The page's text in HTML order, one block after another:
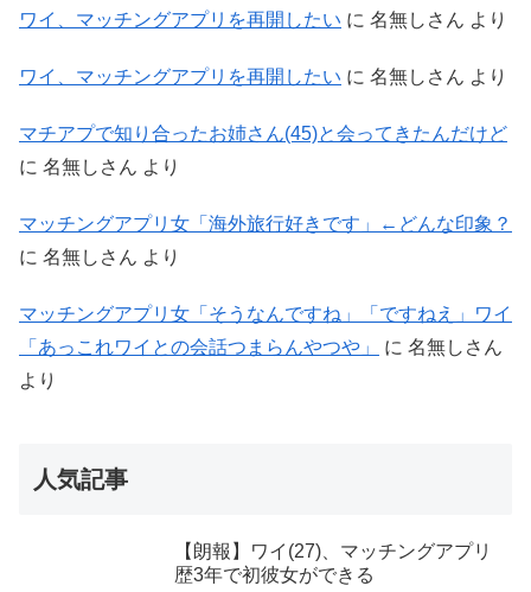
ワイ、マッチングアプリを再開したい に 名無しさん より
ワイ、マッチングアプリを再開したい に 名無しさん より
マチアプで知り合ったお姉さん(45)と会ってきたんだけど
に 名無しさん より
マッチングアプリ女「海外旅行好きです」←どんな印象？
に 名無しさん より
マッチングアプリ女「そうなんですね」「ですねえ」ワイ
「あっこれワイとの会話つまらんやつや」
に 名無しさん
より
人気記事
【朗報】ワイ(27)、マッチングアプリ
歴3年で初彼女ができる